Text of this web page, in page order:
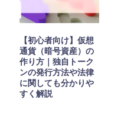
【初心者向け】仮想
通貨（暗号資産）の
作り方｜独自トーク
ンの発行方法や法律
に関しても分かりや
すく解説